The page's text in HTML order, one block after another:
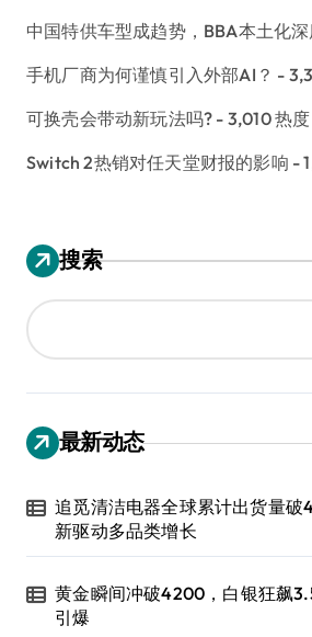
中国特供车型成趋势，BBA本土化
手机厂商为何谨慎引入外部AI？ -
可换壳会带动新玩法吗? - 3,010 热度
Switch 2热销对任天堂财报的影响 -
搜索
最新动态
追觅清洁电器全球累计出货量
新驱动多品类增长
黄金瞬间冲破4200，白银狂飙
引爆